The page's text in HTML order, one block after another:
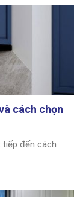
cách chọn
đến cách